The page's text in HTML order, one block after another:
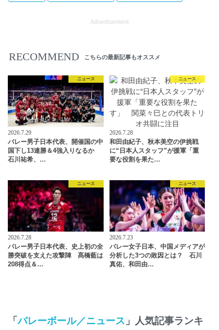
Advertisement
RECOMMEND こちらの最新記事もオススメ
ニュース
2026.7.29
バレー男子日本代表、開催国の中
国下し13連勝＆4強入りなるか
石川祐希、…
ニュース
2026.7.28
和田由紀子、秋本美空の伊挑戦
に“日本人スタッフ”が援軍「重
要な役割を果た…
ニュース
2026.7.28
バレー男子日本代表、史上初の全
勝突破を支えた攻撃陣 髙橋藍は
208得点＆…
ニュース
2026.7.23
バレー女子日本、中国メディアが
分析した3つの敗因とは？ 石川
真佑、和田由…
「バレーボール／ニュース 」人気記事ランキ